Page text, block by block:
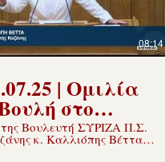
08:14
| Ομιλία
στο
για τη
των
Βουλευτή ΣΥΡΙΖΑ Π.Σ.
κ. Καλλιόπης Βέττα
του Υπουργείου